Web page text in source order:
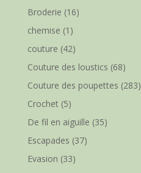
Broderie (16)
chemise (1)
couture (42)
Couture des loustics (68)
Couture des poupettes (283)
Crochet(5)
De fil en aiguille (35)
Escapades (37)
Evasion (33)